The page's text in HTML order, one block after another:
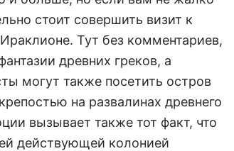
стоит совершить визит к
Тут без комментариев,
древних греков, а
могут также посетить остров
на развалинах древнего
вызывает также тот факт, что
действующей колонией